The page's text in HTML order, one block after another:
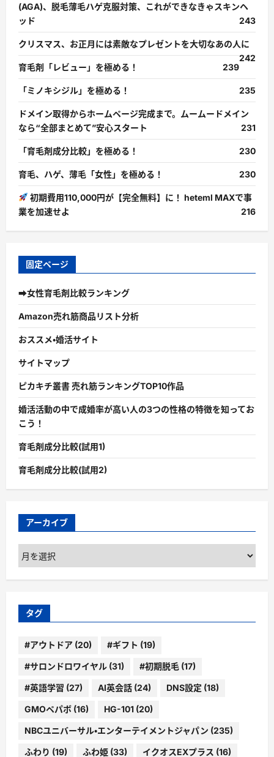
(AGA)、脱毛薄毛ハゲ克服対策、これができなきゃスキンヘ
ッド
243
クリスマス、お正月には素敵なプレゼントを大切なあの人に
242
育毛剤「レビュー」を極める！
239
「ミノキシジル」を極める！ 235
ドメイン取得からホームページ完成まで。ムームードメイン
なら“全部まとめて”安心スタート
231
「育毛剤成分比較」を極める！ 230
育毛、ハゲ、薄毛「女性」を極める！ 230
初期費用110,000円が【完全無料】に！ heteml MAXで事
業を加速せよ
216
固定ページ
➡女性育毛剤比較ランキング
Amazon売れ筋商品リスト分析
おススメ・婚活サイト
サイトマップ
ピカキチ叢書 売れ筋ランキングTOP10作品
婚活活動の中で成婚率が高い人の3つの性格の特徴を知ってお
こう！
育毛剤成分比較(試用1)
育毛剤成分比較(試用2)
アーカイブ
ア
ー
カ
ブ
タグ
#アウトドア (20) #ギフト (19)
#サロンドロワイヤル (31) #初期脱毛 (17)
#英語学習 (27) AI英会話 (24) DNS設定 (18)
GMOペパボ (16) HG-101 (20)
NBCユニバーサル・エンターテイメントジャパン (235)
ふわり (19) ふわ姫 (33) イクオスEXプラス (16)